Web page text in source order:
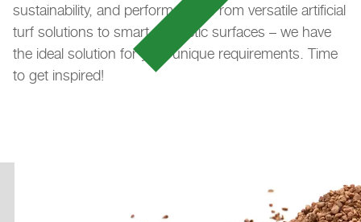
den Datenschutzhinweisen.
Weitere Informationen finden Sie in unseren
Datenschutzhinweisen.
sustainability, and performance. From versatile artificial
turf solutions to smart synthetic surfaces – we have
the ideal solution for your unique requirements. Time
to get inspired!